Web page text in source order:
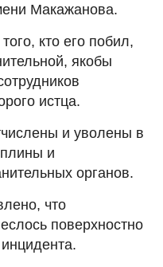
Макажанова.
кто его побил,
якобы
истца.
и уволены в
и
органов.
что
поверхностно